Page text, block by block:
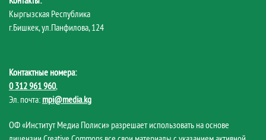
Кыргызская Республика
г.Бишкек, ул.Панфилова, 124
Контактные номера:
0 312 961 960,
Эл. почта: mpi@media.kg
ОФ «Институт Медиа Полиси» разрешает использовать на основе